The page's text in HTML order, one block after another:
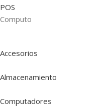
POS
Computo
Accesorios
Almacenamiento
Computadores